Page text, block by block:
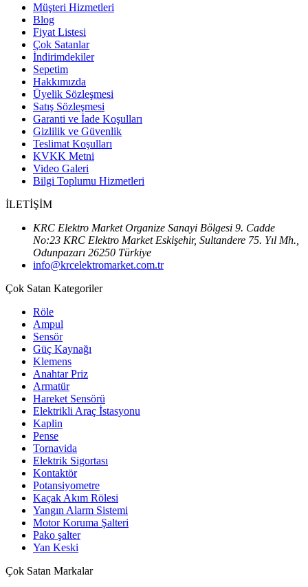
Müşteri Hizmetleri
Blog
Fiyat Listesi
Çok Satanlar
İndirimdekiler
Sepetim
Hakkımızda
Üyelik Sözleşmesi
Satış Sözleşmesi
Garanti ve İade Koşulları
Gizlilik ve Güvenlik
Teslimat Koşulları
KVKK Metni
Video Galeri
Bilgi Toplumu Hizmetleri
İLETİŞİM
KRC Elektro Market Organize Sanayi Bölgesi 9. Cadde
No:23 KRC Elektro Market Eskişehir, Sultandere 75. Yıl Mh.,
Odunpazarı 26250 Türkiye
info@krcelektromarket.com.tr
Çok Satan Kategoriler
Röle
Ampul
Sensör
Güç Kaynağı
Klemens
Anahtar Priz
Armatür
Hareket Sensörü
Elektrikli Araç İstasyonu
Kaplin
Pense
Tornavida
Elektrik Sigortası
Kontaktör
Potansiyometre
Kaçak Akım Rölesi
Yangın Alarm Sistemi
Motor Koruma Şalteri
Pako şalter
Yan Keski
Çok Satan Markalar